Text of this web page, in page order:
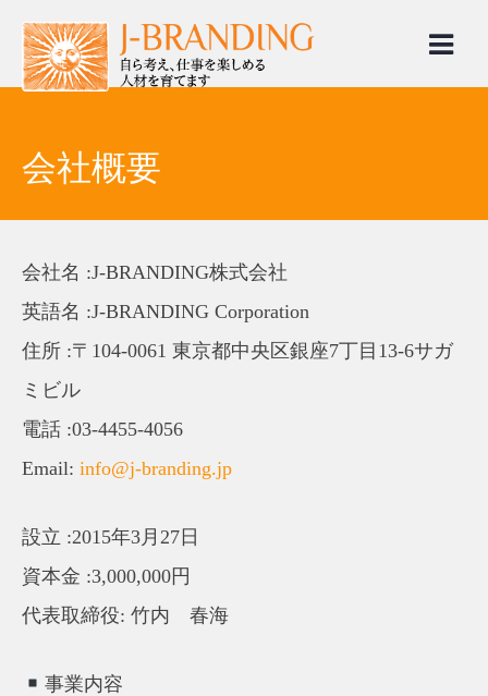
content
会社概要
会社名 :J-BRANDING株式会社
英語名 :J-BRANDING Corporation
住所 :〒104-0061 東京都中央区銀座7丁目13-6サガ
ミビル
電話 :03-4455-4056
Email: info@j-branding.jp
設立 :2015年3月27日
資本金 :3,000,000円
代表取締役: 竹内 春海
事業内容